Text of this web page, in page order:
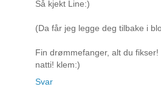
Så kjekt Line:)
(Da får jeg legge deg tilbake i
Fin drømmefanger, alt du fikser!
natti! klem:)
Svar